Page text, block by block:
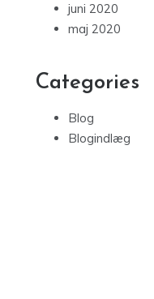
juni 2020
maj 2020
Categories
Blog
Blogindlæg